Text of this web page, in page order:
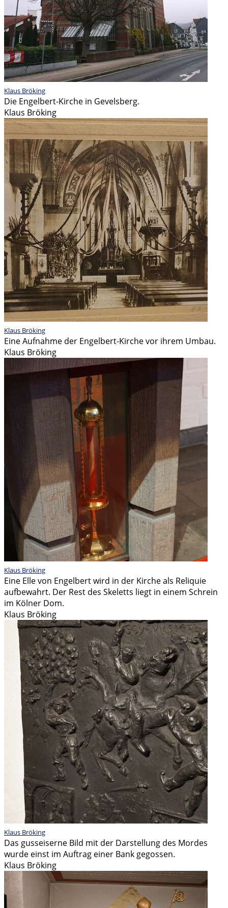
Klaus Bröking
Die Engelbert-Kirche in Gevelsberg.
Klaus Bröking
Klaus Bröking
Eine Aufnahme der Engelbert-Kirche vor ihrem Umbau.
Klaus Bröking
Klaus Bröking
Eine Elle von Engelbert wird in der Kirche als Reliquie
aufbewahrt. Der Rest des Skeletts liegt in einem Schrein
im Kölner Dom.
Klaus Bröking
Klaus Bröking
Das gusseiserne Bild mit der Darstellung des Mordes
wurde einst im Auftrag einer Bank gegossen.
Klaus Bröking